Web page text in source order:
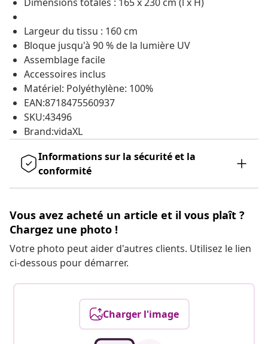
Largeur du tissu : 160 cm
Bloque jusqu'à 90 % de la lumière UV
Assemblage facile
Accessoires inclus
Matériel: Polyéthylène: 100%
EAN:8718475560937
SKU:43496
Brand:vidaXL
Informations sur la sécurité et la
conformité
Vous avez acheté un article et il vous plaît ?
Chargez une photo !
Votre photo peut aider d'autres clients. Utilisez le lien
ci-dessous pour démarrer.
Charger l'image